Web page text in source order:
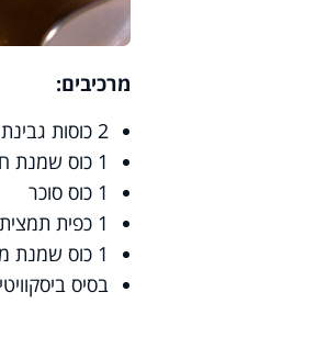
מרכיבים:
2כוסות
1 כוס שמנת
1 כוס סוכר
1 כפית תמצית
1 כוס שמנת
בסיס